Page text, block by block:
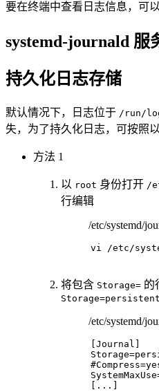
要在终端中查看日志信息，可
systemd-journald 服
持久化日志存储
默认情况下，日志位于 /run/
失，为了持久化日志，可按照
方法 1
以 root 身份打开 /
行编辑
/etc/systemd/
vi /etc/
将包含 Storage= 的
Storage=persistent
/etc/systemd/
[Journal]
Storage
SystemMaxUse
[...]